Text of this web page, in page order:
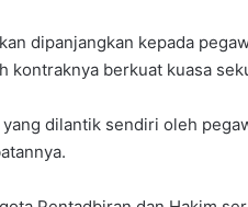
dipanjangkan kepada
kontraknya berkuat kuasa
dilantik sendiri oleh